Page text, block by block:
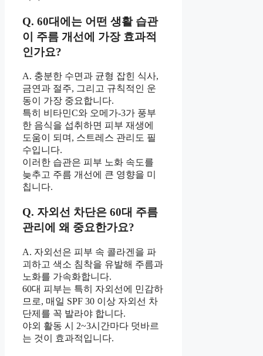
Q. 60대에는 어떤 생활 습관
이 주름 개선에 가장 효과적
인가요?
A. 충분한 수면과 균형 잡힌 식사,
금연과 절주, 그리고 규칙적인 운
동이 가장 중요합니다.
특히 비타민C와 오메가-3가 풍부
한 음식을 섭취하면 피부 재생에
도움이 되며, 스트레스 관리도 필
수입니다.
이러한 습관은 피부 노화 속도를
늦추고 주름 개선에 큰 영향을 미
칩니다.
Q. 자외선 차단은 60대 주름
관리에 왜 중요한가요?
A. 자외선은 피부 속 콜라겐을 파
괴하고 색소 침착을 유발해 주름과
노화를 가속화합니다.
60대 피부는 특히 자외선에 민감하
므로, 매일 SPF 30 이상 자외선 차
단제를 꼭 발라야 합니다.
야외 활동 시 2~3시간마다 덧바르
는 것이 효과적입니다.